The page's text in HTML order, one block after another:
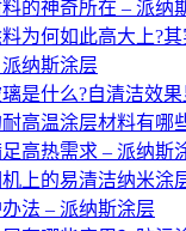
的神奇所在 – 派纳
为何如此高大上?
纳斯涂层
是什么?自清洁效
高温涂层材料有哪
高热需求 – 派纳斯
上的易清洁纳米涂
法 – 派纳斯涂层